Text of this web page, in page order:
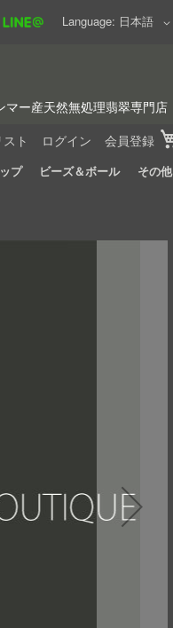
Language
日本語
ト ログイン 会員登録
マー産天然無処理翡翠専門店
プ ビーズ＆ボール その他